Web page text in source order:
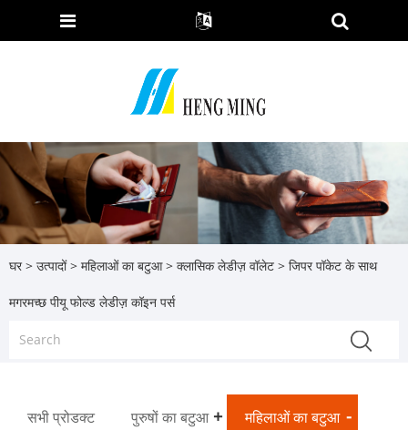
घर > उत्पादों> महिलाओं का बटुआ> क्लासिक लेडीज़ वॉलेट > जिपर पॉकेट के साथ
मगरमच्छ पीयू फोल्ड लेडीज़ कॉइन पर्स
सभी प्रोडक्ट पुरुषों का बटुआ महिलाओं का बटुआ